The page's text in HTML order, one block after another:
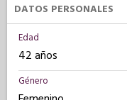
DATOS PERSONALES
Edad
42 años
Género